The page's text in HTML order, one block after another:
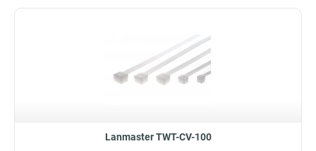
Lanmaster TWT-CV-100